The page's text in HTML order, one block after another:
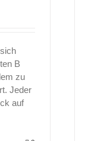
B
zu
Jeder
auf